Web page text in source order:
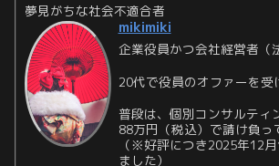
夢見がちな社会不適合者
mikimiki
企業役員かつ会社経営者（
20代で役員のオファーを受
普段は、個別コンサルティ
88万円（税込）で請け負っ
（※好評につき2025年12
ました）